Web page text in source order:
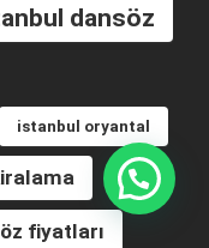
dansöz
istanbul oryantal
fiyatları